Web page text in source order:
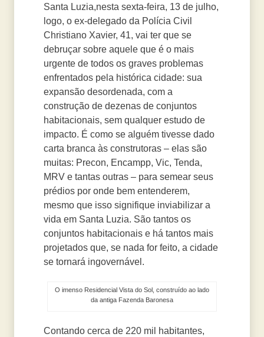
Santa Luzia,nesta sexta-feira, 13 de julho,
logo, o ex-delegado da Polícia Civil
Christiano Xavier, 41, vai ter que se
debruçar sobre aquele que é o mais
urgente de todos os graves problemas
enfrentados pela histórica cidade: sua
expansão desordenada, com a
construção de dezenas de conjuntos
habitacionais, sem qualquer estudo de
impacto. É como se alguém tivesse dado
carta branca às construtoras – elas são
muitas: Precon, Encampp, Vic, Tenda,
MRV e tantas outras – para semear seus
prédios por onde bem entenderem,
mesmo que isso signifique inviabilizar a
vida em Santa Luzia. São tantos os
conjuntos habitacionais e há tantos mais
projetados que, se nada for feito, a cidade
se tornará ingovernável.
O imenso Residencial Vista do Sol, construído ao lado
da antiga Fazenda Baronesa
Contando cerca de 220 mil habitantes,